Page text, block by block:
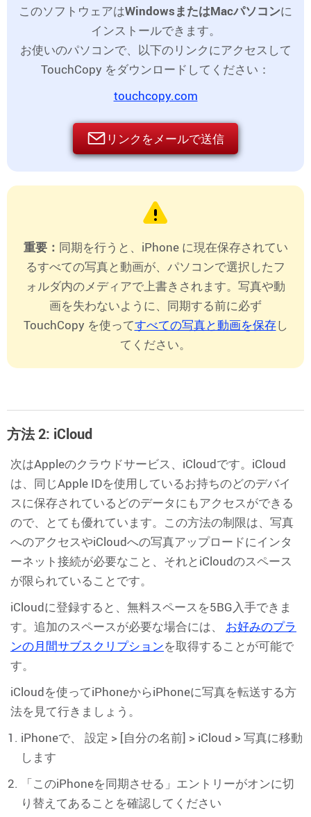
このソフトウェアはWindowsまたはMacパソコンに
インストールできます。
お使いのパソコンで、以下のリンクにアクセスして
TouchCopy をダウンロードしてください：
touchcopy.com
リンクをメールで送信
重要： 同期を行うと、iPhone に現在保存されてい
るすべての写真と動画が、パソコンで選択したフ
ォルダ内のメディアで上書きされます。写真や動
画を失わないように、同期する前に必ず
TouchCopy を使ってすべての写真と動画を保存し
てください。
方法 2: iCloud
次はAppleのクラウドサービス、iCloudです。iCloud
は、同じApple IDを使用しているお持ちのどのデバイ
スに保存されているどのデータにもアクセスができる
ので、とても優れています。この方法の制限は、写真
へのアクセスやiCloudへの写真アップロードにインタ
ーネット接続が必要なこと、それとiCloudのスペース
が限られていることです。
iCloudに登録すると、無料スペースを5BG入手できま
す。追加のスペースが必要な場合には、 お好みのプラ
ンの月間サブスクリプションを取得することが可能で
す。
iCloudを使ってiPhoneからiPhoneに写真を転送する方
法を見て行きましょう。
iPhoneで、 設定 > [自分の名前] > iCloud > 写真に移動
します
「このiPhoneを同期させる」エントリーがオンに切
り替えてあることを確認してください